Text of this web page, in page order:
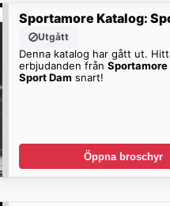
Sportamore Katalog:
Utgått
Denna katalog har gått ut.
erbjudanden frånSportamore
Sport Dam snart!
Öppna broschyr